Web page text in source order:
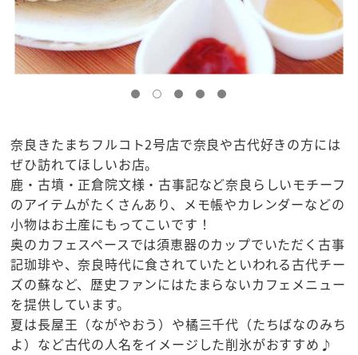
奈良きたまちフルコト2号店で奈良や古代好きの方には
ぜひ訪れてほしいお店。
鹿・古墳・正倉院文様・古事記など奈良らしいモチーフ
のアイテムがたくさんあり、メモ帳やカレンダーなどの
小物はお土産にもってこいです！
奥のカフェスペースでは須恵器のカップでいただく古事
記珈琲や、奈良時代に食されていたといわれる古代チー
ズの蘇など、歴史ファンにはたまらないカフェメニュー
を提供しています。
夏は長屋王（ながやおう）や橘三千代（たちばなのみち
よ）など古代の人名をイメージした削氷がおすすめ♪